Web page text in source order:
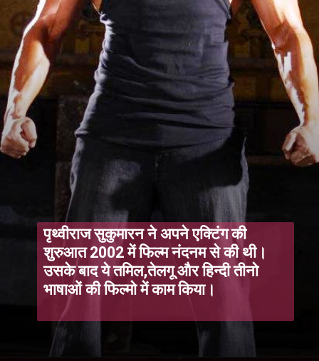
पृथ्वीराज सुकुमारन ने अपने एक्टिंग की
शुरुआत 2002 में फिल्म नंदनम से की थी।
उसके बाद ये तमिल,तेलगू और हिन्दी तीनो
भाषाओं की फिल्मो में काम किया।